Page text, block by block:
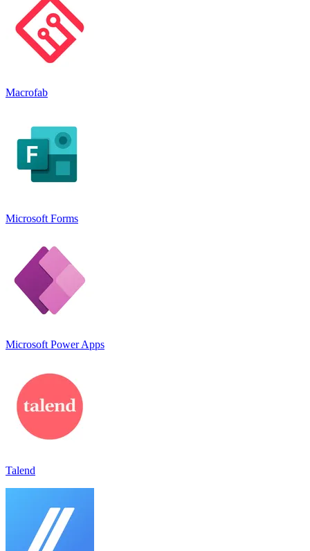
Macrofab
Microsoft Forms
Microsoft Power Apps
Talend